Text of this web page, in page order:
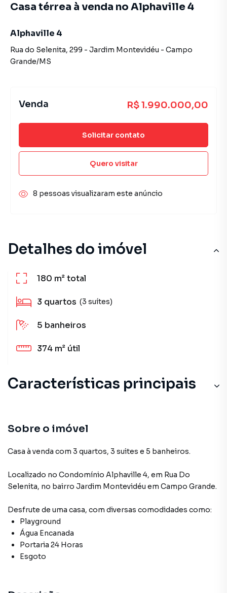
Detalhes do imóvel
180 m²total
3 quartos (3 suítes)
5 banheiros
374 m² útil
Características principais
Sobre o imóvel
Casa à venda com 3 quartos, 3 suites e 5 banheiros.
Localizado no Condomínio Alphaville 4, em Rua Do
Selenita, no bairro Jardim Montevidéu em Campo Grande.
Desfrute de uma casa, com diversas comodidades como:
Playground
Água Encanada
Portaria 24 Horas
Esgoto
Casa térrea à venda no Alphaville 4
Alphaville 4
Rua do Selenita, 299 - Jardim Montevidéu - Campo
Grande/MS
Venda R$ 1.990.000,00
Solicitar contato
Quero visitar
8 pessoas visualizaram este anúncio